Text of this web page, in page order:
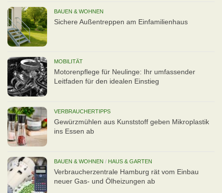
BAUEN & WOHNEN
Sichere Außentreppen am Einfamilienhaus
MOBILITÄT
Motorenpflege für Neulinge: Ihr umfassender
Leitfaden für den idealen Einstieg
VERBRAUCHERTIPPS
Gewürzmühlen aus Kunststoff geben Mikroplastik
ins Essen ab
BAUEN & WOHNEN / HAUS & GARTEN
Verbraucherzentrale Hamburg rät vom Einbau
neuer Gas- und Ölheizungen ab